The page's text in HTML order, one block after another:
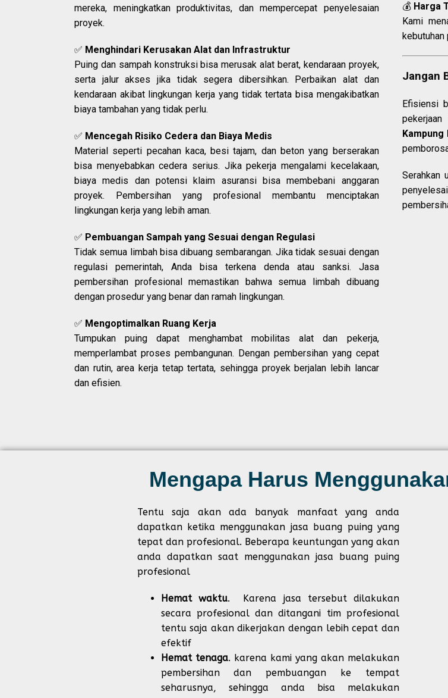
mereka, meningkatkan produktivitas, dan mempercepat penyelesaian
proyek.
✅ Menghindari Kerusakan Alat dan Infrastruktur
Puing dan sampah konstruksi bisa merusak alat berat, kendaraan proyek,
serta jalur akses jika tidak segera dibersihkan. Perbaikan alat dan
kendaraan akibat lingkungan kerja yang tidak tertata bisa mengakibatkan
biaya tambahan yang tidak perlu.
✅ Mencegah Risiko Cedera dan Biaya Medis
Material seperti pecahan kaca, besi tajam, dan beton yang berserakan
bisa menyebabkan cedera serius. Jika pekerja mengalami kecelakaan,
biaya medis dan potensi klaim asuransi bisa membebani anggaran
proyek. Pembersihan yang profesional membantu menciptakan
lingkungan kerja yang lebih aman.
✅ Pembuangan Sampah yang Sesuai dengan Regulasi
Tidak semua limbah bisa dibuang sembarangan. Jika tidak sesuai dengan
regulasi pemerintah, Anda bisa terkena denda atau sanksi. Jasa
pembersihan profesional memastikan bahwa semua limbah dibuang
dengan prosedur yang benar dan ramah lingkungan.
✅ Mengoptimalkan Ruang Kerja
Tumpukan puing dapat menghambat mobilitas alat dan pekerja,
memperlambat proses pembangunan. Dengan pembersihan yang cepat
dan rutin, area kerja tetap tertata, sehingga proyek berjalan lebih lancar
dan efisien.
💰 Harga
Kami
kebutuhan
Jangan
Efisiensi
Kampung
Serahkan
Mengapa Harus
Tentu saja akan ada banyak manfaat yang anda
dapatkan ketika menggunakan jasa buang puing yang
tepat dan profesional. Beberapa keuntungan yang akan
anda dapatkan saat menggunakan jasa buang puing
profesional
Hemat waktu. Karena jasa tersebut dilakukan
secara profesional dan ditangani tim profesional
tentu saja akan dikerjakan dengan lebih cepat dan
efektif
Hemat tenaga. karena kami yang akan melakukan
pembersihan dan pembuangan ke tempat
seharusnya, sehingga anda bisa melakukan